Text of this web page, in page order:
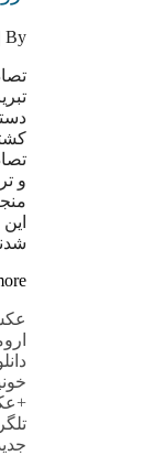
By |
و
»